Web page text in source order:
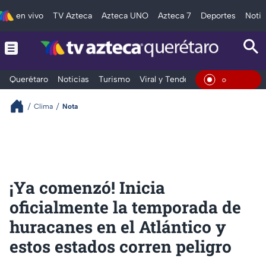
en vivo TV Azteca Azteca UNO Azteca 7 Deportes
Querétaro Noticias Turismo Viral y Tendencia Clima En Vivo
Clima Nota
¡Ya comenzó! Inicia
oficialmente la temporada de
huracanes en el Atlántico y
estos estados corren peligro